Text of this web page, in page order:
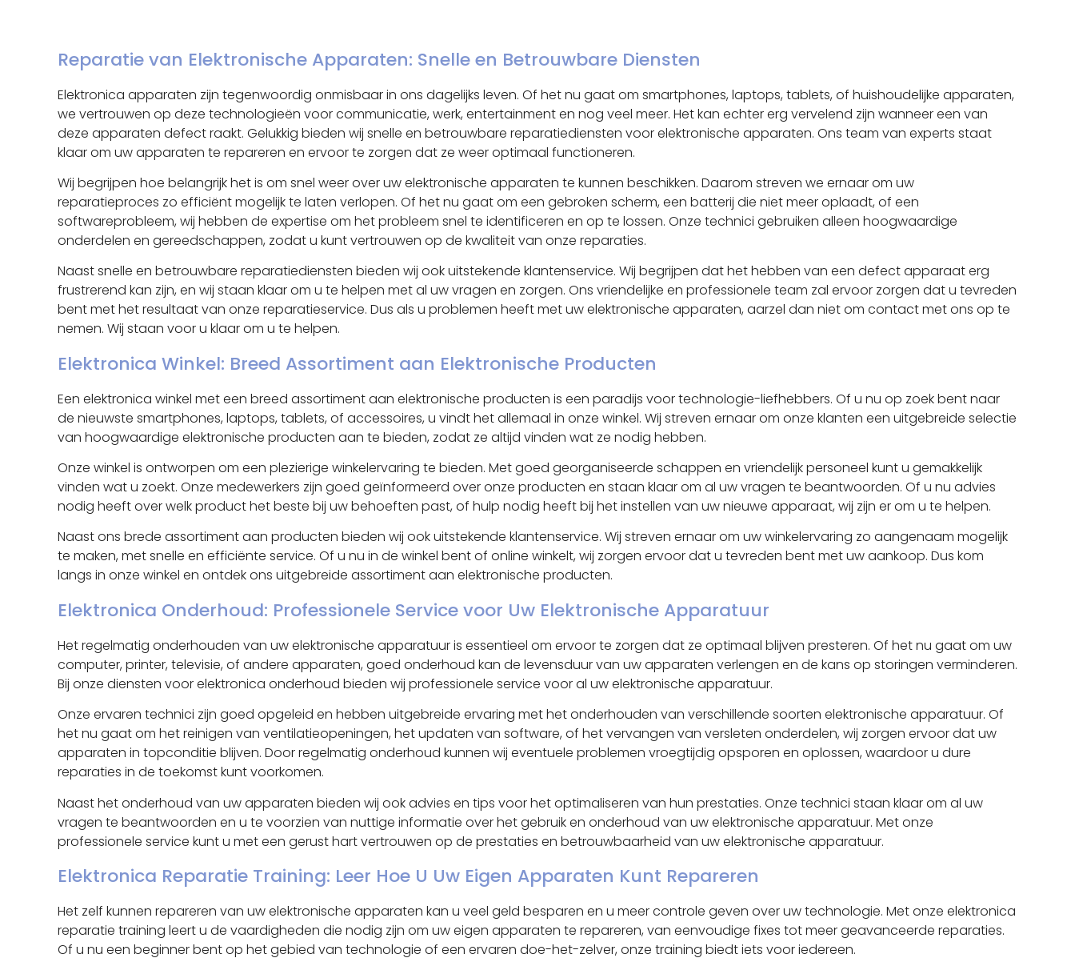
Reparatie van Elektronische Apparaten: Snelle en Betrouwbare Diensten
Elektronica apparaten zijn tegenwoordig onmisbaar in ons dagelijks leven. Of het nu gaat om smartphones, laptops, tablets, of huishoudelijke apparaten,
we vertrouwen op deze technologieën voor communicatie, werk, entertainment en nog veel meer. Het kan echter erg vervelend zijn wanneer een van
deze apparaten defect raakt. Gelukkig bieden wij snelle en betrouwbare reparatiediensten voor elektronische apparaten. Ons team van experts staat
klaar om uw apparaten te repareren en ervoor te zorgen dat ze weer optimaal functioneren.
Wij begrijpen hoe belangrijk het is om snel weer over uw elektronische apparaten te kunnen beschikken. Daarom streven we ernaar om uw
reparatieproces zo efficiënt mogelijk te laten verlopen. Of het nu gaat om een gebroken scherm, een batterij die niet meer oplaadt, of een
softwareprobleem, wij hebben de expertise om het probleem snel te identificeren en op te lossen. Onze technici gebruiken alleen hoogwaardige
onderdelen en gereedschappen, zodat u kunt vertrouwen op de kwaliteit van onze reparaties.
Naast snelle en betrouwbare reparatiediensten bieden wij ook uitstekende klantenservice. Wij begrijpen dat het hebben van een defect apparaat erg
frustrerend kan zijn, en wij staan klaar om u te helpen met al uw vragen en zorgen. Ons vriendelijke en professionele team zal ervoor zorgen dat u tevreden
bent met het resultaat van onze reparatieservice. Dus als u problemen heeft met uw elektronische apparaten, aarzel dan niet om contact met ons op te
nemen. Wij staan voor u klaar om u te helpen.
Elektronica Winkel: Breed Assortiment aan Elektronische Producten
Een elektronica winkel met een breed assortiment aan elektronische producten is een paradijs voor technologie-liefhebbers. Of u nu op zoek bent naar
de nieuwste smartphones, laptops, tablets, of accessoires, u vindt het allemaal in onze winkel. Wij streven ernaar om onze klanten een uitgebreide selectie
van hoogwaardige elektronische producten aan te bieden, zodat ze altijd vinden wat ze nodig hebben.
Onze winkel is ontworpen om een plezierige winkelervaring te bieden. Met goed georganiseerde schappen en vriendelijk personeel kunt u gemakkelijk
vinden wat u zoekt. Onze medewerkers zijn goed geïnformeerd over onze producten en staan klaar om al uw vragen te beantwoorden. Of u nu advies
nodig heeft over welk product het beste bij uw behoeften past, of hulp nodig heeft bij het instellen van uw nieuwe apparaat, wij zijn er om u te helpen.
Naast ons brede assortiment aan producten bieden wij ook uitstekende klantenservice. Wij streven ernaar om uw winkelervaring zo aangenaam mogelijk
te maken, met snelle en efficiënte service. Of u nu in de winkel bent of online winkelt, wij zorgen ervoor dat u tevreden bent met uw aankoop. Dus kom
langs in onze winkel en ontdek ons uitgebreide assortiment aan elektronische producten.
Elektronica Onderhoud: Professionele Service voor Uw Elektronische Apparatuur
Het regelmatig onderhouden van uw elektronische apparatuur is essentieel om ervoor te zorgen dat ze optimaal blijven presteren. Of het nu gaat om uw
computer, printer, televisie, of andere apparaten, goed onderhoud kan de levensduur van uw apparaten verlengen en de kans op storingen verminderen.
Bij onze diensten voor elektronica onderhoud bieden wij professionele service voor al uw elektronische apparatuur.
Onze ervaren technici zijn goed opgeleid en hebben uitgebreide ervaring met het onderhouden van verschillende soorten elektronische apparatuur. Of
het nu gaat om het reinigen van ventilatieopeningen, het updaten van software, of het vervangen van versleten onderdelen, wij zorgen ervoor dat uw
apparaten in topconditie blijven. Door regelmatig onderhoud kunnen wij eventuele problemen vroegtijdig opsporen en oplossen, waardoor u dure
reparaties in de toekomst kunt voorkomen.
Naast het onderhoud van uw apparaten bieden wij ook advies en tips voor het optimaliseren van hun prestaties. Onze technici staan klaar om al uw
vragen te beantwoorden en u te voorzien van nuttige informatie over het gebruik en onderhoud van uw elektronische apparatuur. Met onze
professionele service kunt u met een gerust hart vertrouwen op de prestaties en betrouwbaarheid van uw elektronische apparatuur.
Elektronica Reparatie Training: Leer Hoe U Uw Eigen Apparaten Kunt Repareren
Het zelf kunnen repareren van uw elektronische apparaten kan u veel geld besparen en u meer controle geven over uw technologie. Met onze elektronica
reparatie training leert u de vaardigheden die nodig zijn om uw eigen apparaten te repareren, van eenvoudige fixes tot meer geavanceerde reparaties.
Of u nu een beginner bent op het gebied van technologie of een ervaren doe-het-zelver, onze training biedt iets voor iedereen.